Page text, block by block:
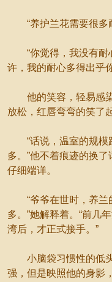
“养护兰花需要很多
“你觉得，我没有耐
许，我的耐心多得出乎
他的笑容，轻易感染
放松，红唇弯弯的笑了
“话说，温室的规模
多。”他不着痕迹的换
仔细端详。
“爷爷在世时，养兰
多。”她解释着。“前几
湾后，才正式接手。”
小脑袋习惯性的低头
强，但是映照他的身影